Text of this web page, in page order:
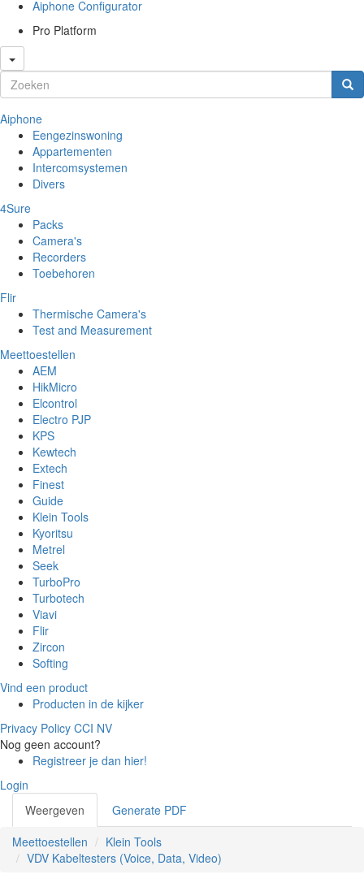
Aiphone Configurator
Pro Platform
Zoekveld
Zoeken
Aiphone
Eengezinswoning
Appartementen
Intercomsystemen
Divers
4Sure
Packs
Camera's
Recorders
Toebehoren
Flir
Thermische Camera's
Test and Measurement
Meettoestellen
AEM
HikMicro
Elcontrol
Electro PJP
KPS
Kewtech
Extech
Finest
Guide
Klein Tools
Kyoritsu
Metrel
Seek
TurboPro
Turbotech
Viavi
Flir
Zircon
Softing
Vind een product
Producten in de kijker
Privacy Policy CCI NV
Nog geen account?
Registreer je dan hier!
Login
Primaire tabs
Weergeven (actieve
tabblad)
Generate PDF
Meettoestellen
Klein Tools
VDV Kabeltesters (Voice, Data, Video)